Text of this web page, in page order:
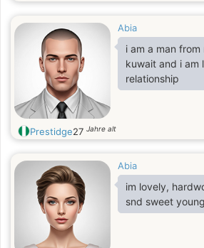
Abia
i am a man
kuwait and i am
relationship
Prestidge27 Jahre alt
Abia
im lovely,
snd sweet